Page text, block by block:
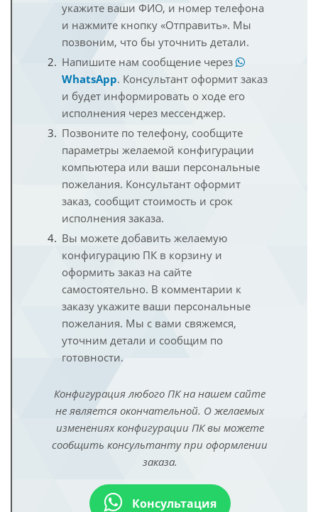
укажите ваши ФИО, и номер телефона
и нажмите кнопку «Отправить». Мы
позвоним, что бы уточнить детали.
Напишите нам сообщение через
WhatsApp. Консультант оформит заказ
и будет информировать о ходе его
исполнения через мессенджер.
Позвоните по телефону, сообщите
параметры желаемой конфигурации
компьютера или ваши персональные
пожелания. Консультант оформит
заказ, сообщит стоимость и срок
исполнения заказа.
Вы можете добавить желаемую
конфигурацию ПК в корзину и
оформить заказ на сайте
самостоятельно. В комментарии к
заказу укажите ваши персональные
пожелания. Мы с вами свяжемся,
уточним детали и сообщим по
готовности.
Конфигурация любого ПК на нашем сайте
не является окончательной. О желаемых
изменениях конфигурации ПК вы можете
сообщить консультанту при оформлении
заказа.
Консультация